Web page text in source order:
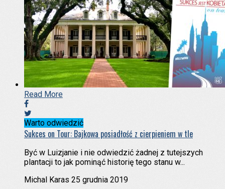
Read More
Warto odwiedzić
Sukces on Tour: Bajkowa posiadłość z cierpieniem w tle
Być w Luizjanie i nie odwiedzić żadnej z tutejszych
plantacji to jak pominąć historię tego stanu w...
Michal Karas 25 grudnia 2019